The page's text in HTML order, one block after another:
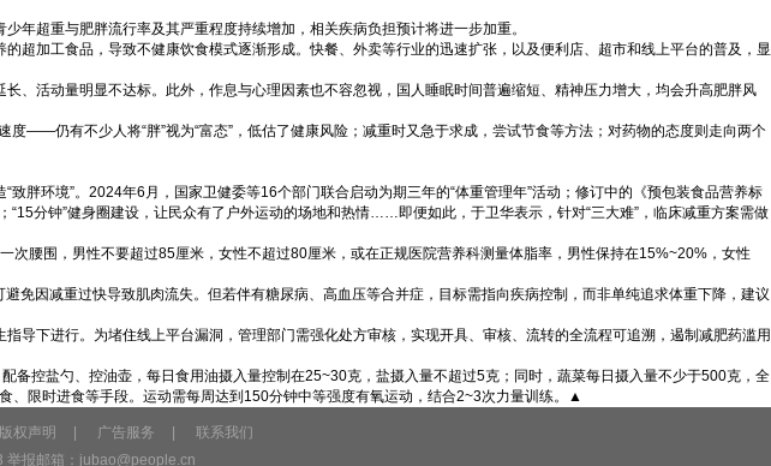
年超重与肥胖流行率及其严重程度持续增加，相关疾病负担预计将进一步加重。
超加工食品，导致不健康饮食模式逐渐形成。快餐、外卖等行业的迅速扩张，以及便利店、超市和线上平台的普及，显
、活动量明显不达标。此外，作息与心理因素也不容忽视，国人睡眠时间普遍缩短、精神压力增大，均会升高肥胖风
——仍有不少人将“胖”视为“富态”，低估了健康风险；减重时又急于求成，尝试节食等方法；对药物的态度则走向两个
胖环境”。2024年6月，国家卫健委等16个部门联合启动为期三年的“体重管理年”活动；修订中的《预包装食品营养标
分钟”健身圈建设，让民众有了户外运动的场地和热情……即便如此，于卫华表示，针对“三大难”，临床减重方案需做
腰围，男性不要超过85厘米，女性不超过80厘米，或在正规医院营养科测量体脂率，男性保持在15%~20%，女性
因减重过快导致肌肉流失。但若伴有糖尿病、高血压等合并症，目标需指向疾病控制，而非单纯追求体重下降，建议
下进行。为堵住线上平台漏洞，管理部门需强化处方审核，实现开具、审核、流转的全流程可追溯，遏制减肥药滥用
备控盐勺、控油壶，每日食用油摄入量控制在25~30克，盐摄入量不超过5克；同时，蔬菜每日摄入量不少于500克，全
、限时进食等手段。运动需每周达到150分钟中等强度有氧运动，结合2~3次力量训练。▲
版权声明 广告服务
联系我们
报邮箱： jubao@people.cn